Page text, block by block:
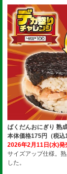
ばくだんおにぎり 熟
本体価格175円（税込
2026年2月11日(水)発
サイズアップ仕様。
した。